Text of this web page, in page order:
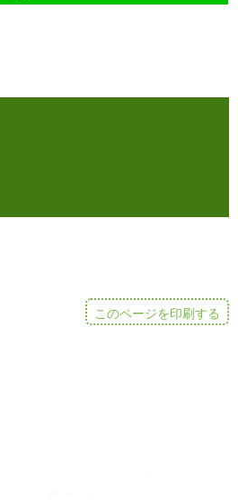
このページを印刷する